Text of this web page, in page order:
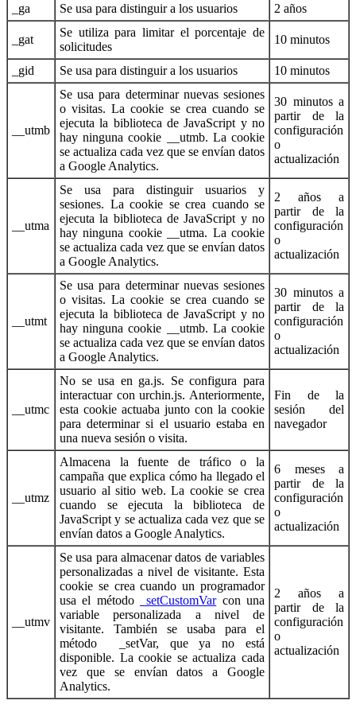
_ga Se usa para distinguir a los usuarios 2 años
_gat
Se utiliza para limitar el porcentaje de
solicitudes
10 minutos
_gid Se usa para distinguir a los usuarios 10 minutos
__utmb
Se usa para determinar nuevas sesiones
o visitas. La cookie se crea cuando se
ejecuta la biblioteca de JavaScript y no
hay ninguna cookie __utmb. La cookie
se actualiza cada vez que se envían datos
a Google Analytics.
30 minutos a
partir de la
configuración
o
actualización
__utma
Se usa para distinguir usuarios y
sesiones. La cookie se crea cuando se
ejecuta la biblioteca de JavaScript y no
hay ninguna cookie __utma. La cookie
se actualiza cada vez que se envían datos
a Google Analytics.
2 años a
partir de la
configuración
o
actualización
__utmt
Se usa para determinar nuevas sesiones
o visitas. La cookie se crea cuando se
ejecuta la biblioteca de JavaScript y no
hay ninguna cookie __utmb. La cookie
se actualiza cada vez que se envían datos
a Google Analytics.
30 minutos a
partir de la
configuración
o
actualización
__utmc
No se usa en ga.js. Se configura para
interactuar con urchin.js. Anteriormente,
esta cookie actuaba junto con la cookie
para determinar si el usuario estaba en
una nueva sesión o visita.
Fin de la
sesión del
navegador
__utmz
Almacena la fuente de tráfico o la
campaña que explica cómo ha llegado el
usuario al sitio web. La cookie se crea
cuando se ejecuta la biblioteca de
JavaScript y se actualiza cada vez que se
envían datos a Google Analytics.
6 meses a
partir de la
configuración
o
actualización
__utmv
Se usa para almacenar datos de variables
personalizadas a nivel de visitante. Esta
cookie se crea cuando un programador
usa el método
_setCustomVarcon una
variable personalizada a nivel de
visitante. También se usaba para el
método _setVar, que ya no está
disponible. La cookie se actualiza cada
vez que se envían datos a Google
Analytics.
2 años a
partir de la
configuración
o
actualización